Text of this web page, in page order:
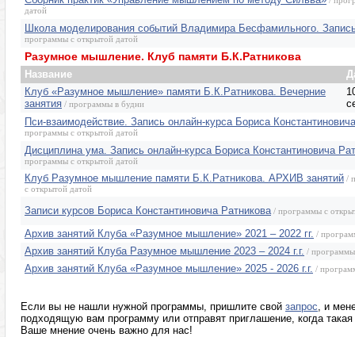
датой
Школа моделирования событий Владимира Бесфамильного.
программы с открытой датой
Разумное мышление. Клуб памяти Б.К.Ратникова
Название
Клуб «Разумное мышление» памяти Б.К.Ратникова. Вечерние
занятия / программы в будни
Пси-взаимодействие. Запись онлайн-курса Бориса
программы с открытой датой
Дисциплина ума. Запись онлайн-курса Бориса Константиновича
программы с открытой датой
Клуб Разумное мышление памяти Б.К.Ратникова. АРХИВ занятий /
с открытой датой
Записи курсов Бориса Константиновича Ратникова / программы с
Архив занятий Клуба «Разумное мышление» 2021 – 2022 гг. /
Архив занятий Клуба Разумное мышление 2023 – 2024 г.г. /
Архив занятий Клуба «Разумное мышление» 2025 - 2026 г.г. /
Если вы не нашли нужной программы, пришлите свой запрос, и
подходящую вам программу или отправят приглашение, когда
Ваше мнение очень важно для нас!